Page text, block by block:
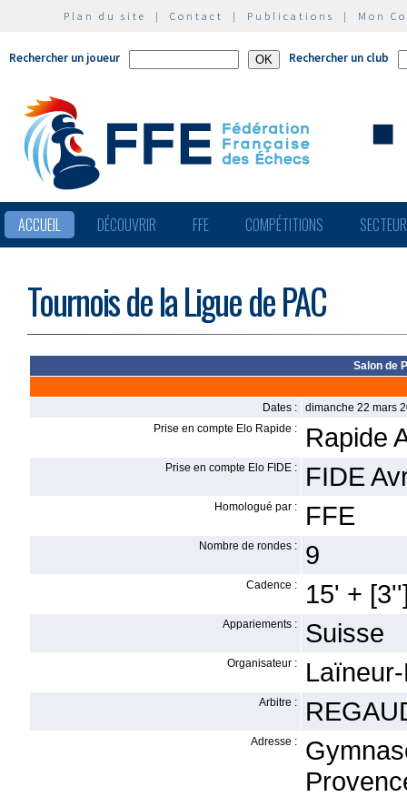
Plan du site | Contact | Publications | Mon
Rechercher un joueur Rechercher un club
ACCUEIL DÉCOUVRIR FFE COMPÉTITIONS
Tournois de la Ligue de PAC
Salon de
Dates :
dimanche 22 mars
Prise en compte Elo Rapide :
Rapide
Prise en compte Elo FIDE : FIDE
Homologué par : FFE
Nombre de rondes : 9
Cadence : 15' +
Appariements : Suisse
Organisateur :
Arbitre :
Adresse :